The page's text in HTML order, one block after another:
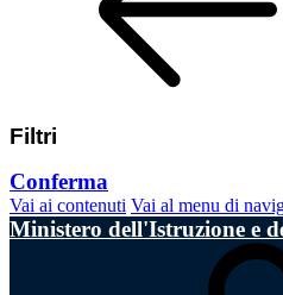
Filtri
Conferma
Vai ai contenuti Vai al menu di
Ministero dell'Istruzione e